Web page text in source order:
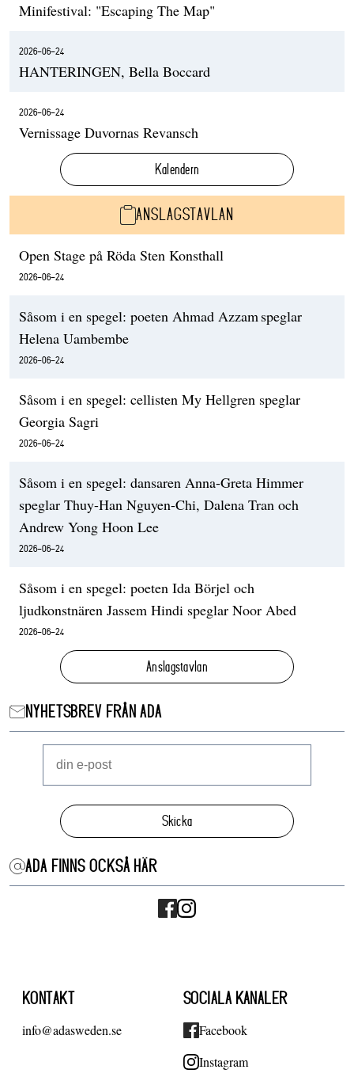
Minifestival: "Escaping The Map"
2026-06-24
HANTERINGEN, Bella Boccard
2026-06-24
Vernissage Duvornas Revansch
Kalendern
ANSLAGSTAVLAN
Open Stage på Röda Sten Konsthall
2026-06-24
Såsom i en spegel: poeten Ahmad Azzam speglar
Helena Uambembe
2026-06-24
Såsom i en spegel: cellisten My Hellgren speglar
Georgia Sagri
2026-06-24
Såsom i en spegel: dansaren Anna-Greta Himmer
speglar Thuy-Han Nguyen-Chi, Dalena Tran och
Andrew Yong Hoon Lee
2026-06-24
Såsom i en spegel: poeten Ida Börjel och
ljudkonstnären Jassem Hindi speglar Noor Abed
2026-06-24
Anslagstavlan
NYHETSBREV FRÅN ADA
Skicka
ADA FINNS OCKSÅ HÄR
KONTAKT
info@adasweden.se
SOCIALA KANALER
Facebook
Instagram